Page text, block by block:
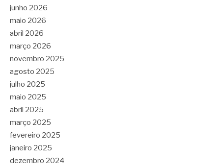
junho 2026
maio 2026
abril 2026
março 2026
novembro 2025
agosto 2025
julho 2025
maio 2025
abril 2025
março 2025
fevereiro 2025
janeiro 2025
dezembro 2024